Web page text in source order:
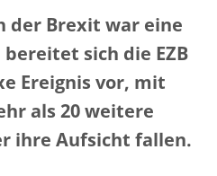
der Brexit war eine
sich die EZB
Ereignis vor, mit
als 20 weitere
ihre Aufsicht fallen.